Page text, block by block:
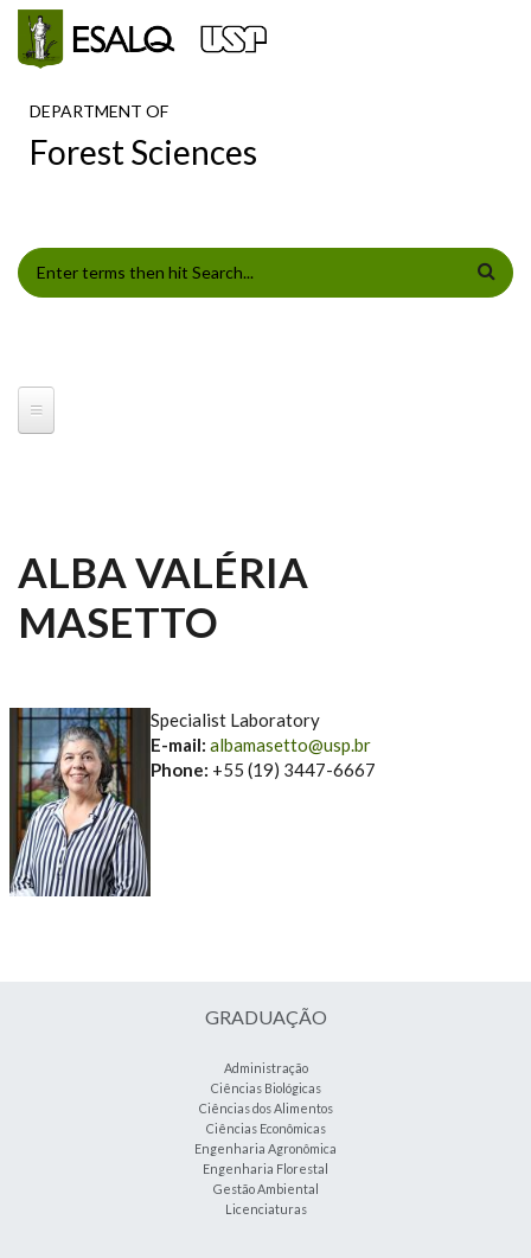
Skip to main content
DEPARTMENT OF
Forest Sciences
SEARCH FORM
ALBA VALÉRIA
MASETTO
Specialist Laboratory
E-mail: albamasetto@usp.br
Phone: +55 (19) 3447-6667
GRADUAÇÃO
Administração
Ciências Biológicas
Ciências dos Alimentos
Ciências Econômicas
Engenharia Agronômica
Engenharia Florestal
Gestão Ambiental
Licenciaturas